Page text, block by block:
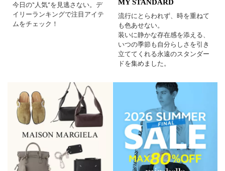
今日の“人気”を見逃さない。デ
イリーランキングで注目アイテ
ムをチェック！
MY STANDARD
流行にとらわれず、時を重ねて
も色あせない。
装いに静かな存在感を添える、
いつの季節も自分らしさを引き
立ててくれる永遠のスタンダー
ドを集めました。